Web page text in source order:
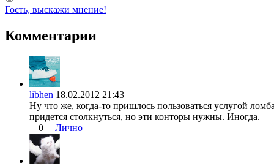
Гость, выскажи мнение!
Комментарии
libhen 18.02.2012 21:43
Ну что же, когда-то пришлось пользоваться услугой
придется столкнуться, но эти конторы нужны. Иногда.
0
Лично